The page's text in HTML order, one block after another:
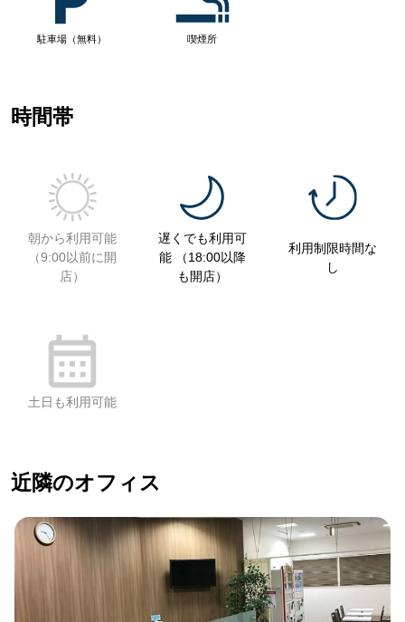
駐車場（無料） 喫煙所
時間帯
朝から利用可能
（9:00以前に開
店）
遅くでも利用可
能 （18:00以降
も開店）
利用制限時間な
し
土日も利用可能
近隣のオフィス